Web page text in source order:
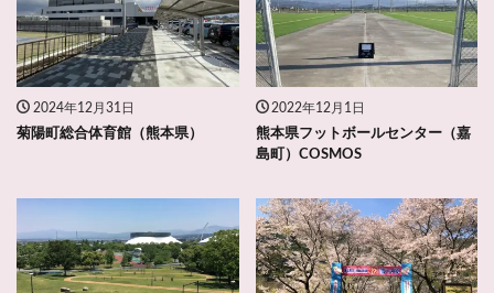
2024年12月31日
菊陽町総合体育館（熊本県）
2022年12月1日
熊本県フットボールセンター（嘉
島町）COSMOS